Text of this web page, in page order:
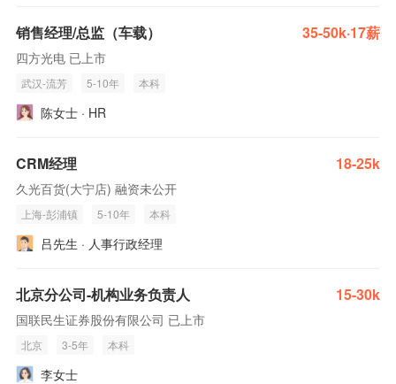
销售经理/总监（车载） 35-50k·17薪
四方光电 已上市
武汉-流芳 5-10年 本科
陈女士 · HR
CRM经理 18-25k
久光百货(大宁店) 融资未公开
上海-彭浦镇 5-10年 本科
吕先生 · 人事行政经理
北京分公司-机构业务负责人 15-30k
国联民生证券股份有限公司 已上市
北京 3-5年 本科
李女士